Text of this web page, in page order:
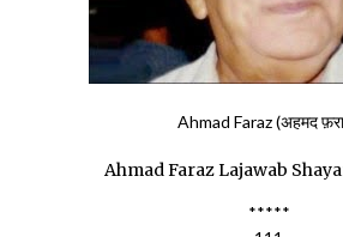
Ahmad Faraz (अहमद
Ahmad Faraz Lajawab
*****